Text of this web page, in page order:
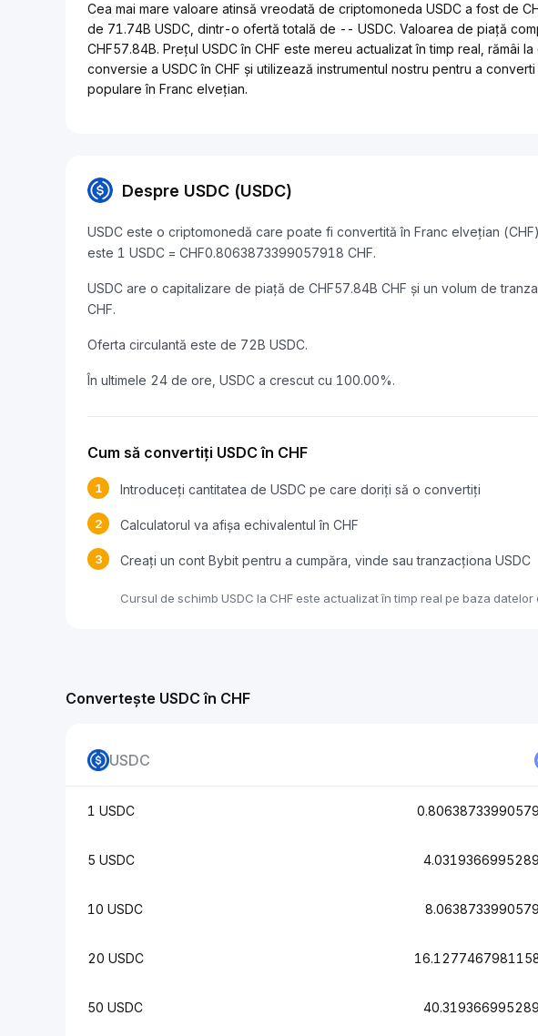
Cea mai mare valoare atinsă vreodată de criptomoneda USDC a fost de
de 71.74B USDC, dintr-o ofertă totală de -- USDC. Valoarea de piață
CHF57.84B. Prețul USDC în CHF este mereu actualizat în timp real, rămâi
conversie a USDC în CHF și utilizează instrumentul nostru pentru a
populare în Franc elvețian.
Despre USDC (USDC)
USDC este o criptomonedă care poate fi convertită în Franc elvețian
este 1 USDC = CHF0.8063873399057918 CHF.
USDC are o capitalizare de piață de CHF57.84B CHF și un volum de
CHF.
Oferta circulantă este de 72B USDC.
În ultimele 24 de ore, USDC a crescut cu 100.00%.
Cum să convertiți USDC în CHF
1 Introduceți cantitatea de USDC pe care doriți să o convertiți
2 Calculatorul va afișa echivalentul în CHF
3 Creați un cont Bybit pentru a cumpăra, vinde sau tranzacționa USDC
Cursul de schimb USDC la CHF este actualizat în timp real pe baza datelor
Convertește USDC în CHF
USDC
1 USDC
5 USDC
10 USDC
20 USDC
50 USDC